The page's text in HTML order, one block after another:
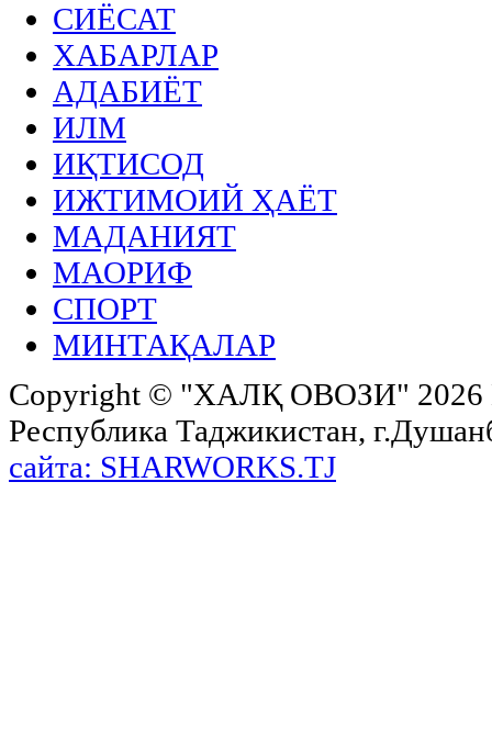
СИЁСАТ
ХАБАРЛАР
АДАБИЁТ
ИЛМ
ИҚТИСОД
ИЖТИМОИЙ ҲАЁТ
МАДАНИЯТ
МАОРИФ
СПОРТ
МИНТАҚАЛАР
Copyright © "ХАЛҚ ОВОЗИ"
Республика Таджикистан,
сайта: SHARWORKS.TJ